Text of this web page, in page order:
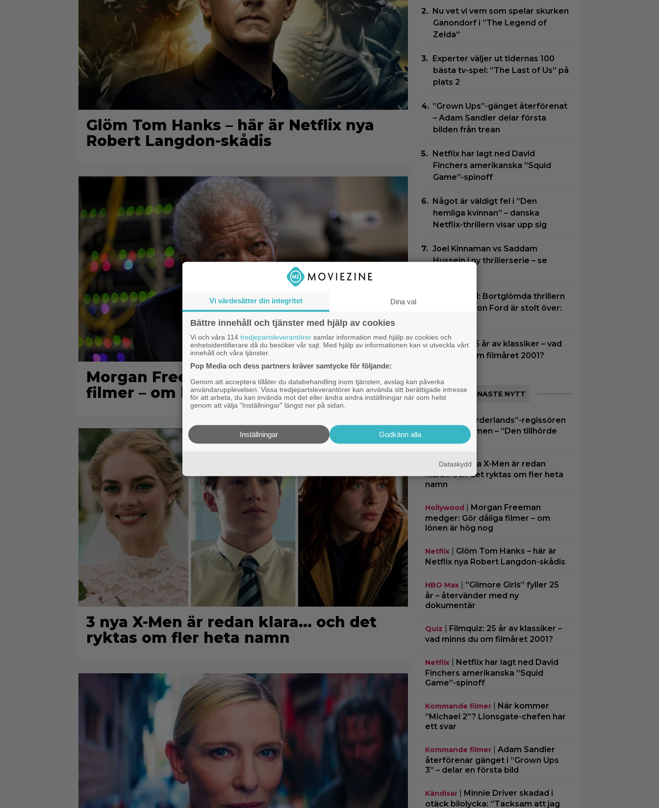
Glöm Tom Hanks – här är Netflix nya
Robert Langdon-skådis
Morgan Freeman medger: Gör dåliga
filmer – om lönen är hög nog
3 nya X-Men är redan klara… och det
ryktas om fler heta namn
Nu vet vi vem som spelar skurken
Ganondorf i ”The Legend of
Zelda”
Experter väljer ut tidernas 100
bästa tv-spel: ”The Last of Us” på
plats 2
”Grown Ups”-gänget återförenat
– Adam Sandler delar första
bilden från trean
Netflix har lagt ned David
Finchers amerikanska ”Squid
Game”-spinoff
Något är väldigt fel i ”Den
hemliga kvinnan” – danska
Netflix-thrillern visar upp sig
Joel Kinnaman vs Saddam
Hussein i ny thrillerserie – se
På TV ikväll: Bortglömda thrillern
som Harrison Ford är stolt över:
Filmquiz: 25 år av klassiker – vad
minns du om filmåret 2001?
SENASTE NYTT
”Borderlands”-regissören
om kalkonfilmen – ”Den tillhörde
Casting|3 nya X-Men är redan
klara… och det ryktas om fler heta
namn
Hollywood
Morgan Freeman
medger: Gör dåliga filmer – om
lönen är hög nog
Netflix| Glöm Tom Hanks – här är
Netflix nya Robert Langdon-skådis
HBO Max| ”Gilmore Girls” fyller 25
år – återvänder med ny
dokumentär
Quiz
Filmquiz: 25 år av klassiker –
vad minns du om filmåret 2001?
Netflix| Netflix har lagt ned David
Finchers amerikanska ”Squid
Game”-spinoff
Kommande filmer| När kommer
”Michael 2”? Lionsgate-chefen har
ett svar
Kommande filmer| Adam Sandler
återförenar gänget i ”Grown Ups
3” – delar en första bild
Kändisar| Minnie Driver skadad i
otäck bilolycka: ”Tacksam att jag
Vi värdesätter din integritet Dina val
Bättre innehåll och tjänster med hjälp av cookies
Vi och våra 114 tredjepartsleverantörer samlar information med hjälp av cookies och
enhetsidentifierare då du besöker vår sajt. Med hjälp av informationen kan vi utveckla vårt
innehåll och våra tjänster.
Pop Media och dess partners kräver samtycke för följande:
Genom att acceptera tillåter du databehandling inom tjänsten, avslag kan påverka
användarupplevelsen. Vissa tredjepartsleverantörer kan använda sitt berättigade intresse
för att arbeta, du kan invända mot det eller ändra andra inställningar när som helst
genom att välja "Inställningar" längst ner på sidan.
Godkänn alla
Inställningar
Dataskydd